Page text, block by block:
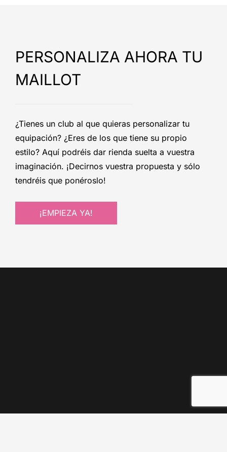
PERSONALIZA AHORA TU
MAILLOT
¿Tienes un club al que quieras personalizar tu
equipación? ¿Eres de los que tiene su propio
estilo? Aquí podréis dar rienda suelta a vuestra
imaginación. ¡Decirnos vuestra propuesta y sólo
tendréis que ponéroslo!
¡EMPIEZA YA!